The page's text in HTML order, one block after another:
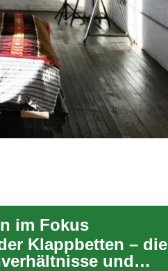
im Fokus
Klappbetten – die
und